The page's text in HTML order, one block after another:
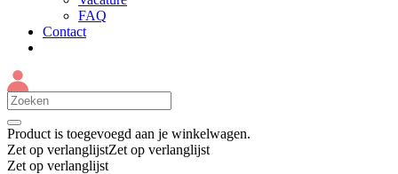
FAQ
Contact
Product is toegevoegd aan je winkelwagen.
Zet op verlanglijstZet op verlanglijst
Zet op verlanglijst